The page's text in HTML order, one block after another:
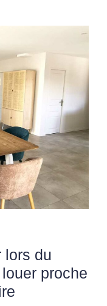
lors du
proche